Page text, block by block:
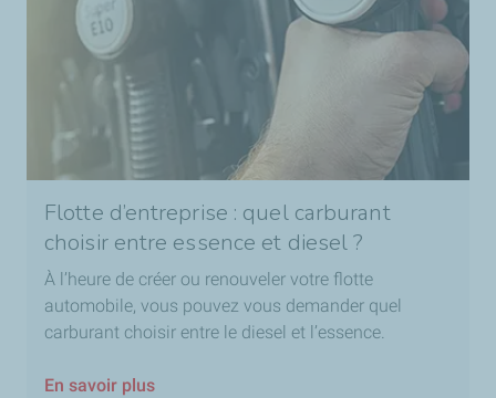
Flotte d’entreprise : quel carburant
choisir entre essence et diesel ?
À l’heure de créer ou renouveler votre flotte
automobile, vous pouvez vous demander quel
carburant choisir entre le diesel et l’essence.
En savoir plus